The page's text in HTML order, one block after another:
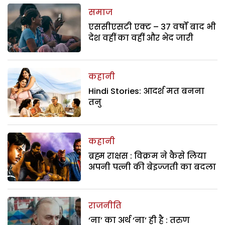
समाज
एससीएसटी एक्ट – 37 वर्षों बाद भी
देश वहीं का वहीं और भेद जारी
कहानी
Hindi Stories: आदर्श मत बनना
तनु
कहानी
ब्रह्म राक्षस : विक्रम ने कैसे लिया
अपनी पत्नी की बेइज्जती का बदला
राजनीति
‘ना’ का अर्थ ‘ना’ ही है : तरुण